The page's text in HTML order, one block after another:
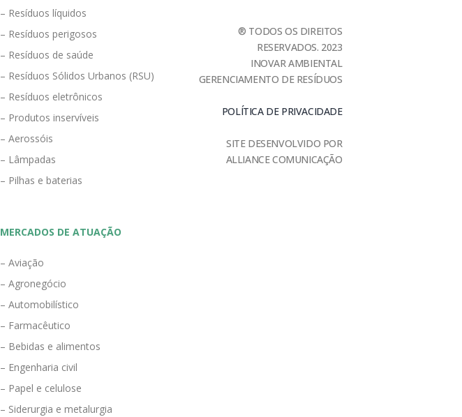
– Resíduos líquidos
– Resíduos perigosos
– Resíduos de saúde
– Resíduos Sólidos Urbanos (RSU)
– Resíduos eletrônicos
– Produtos inservíveis
– Aerossóis
– Lâmpadas
– Pilhas e baterias
MERCADOS DE ATUAÇÃO
– Aviação
– Agronegócio
– Automobilístico
– Farmacêutico
– Bebidas e alimentos
– Engenharia civil
– Papel e celulose
– Siderurgia e metalurgia
® TODOS OS DIREITOS
RESERVADOS. 2023
INOVAR AMBIENTAL
GERENCIAMENTO DE RESÍDUOS
POLÍTICA DE PRIVACIDADE
SITE DESENVOLVIDO POR
ALLIANCE COMUNICAÇÃO